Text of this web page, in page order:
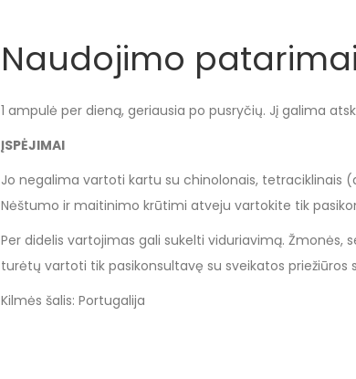
Naudojimo patarimai
1 ampulė per dieną, geriausia po pusryčių. Jį galima
ĮSPĖJIMAI
Jo negalima vartoti kartu su chinolonais, tetraciklinais
Nėštumo ir maitinimo krūtimi atveju vartokite tik
Per didelis vartojimas gali sukelti viduriavimą.
turėtų vartoti tik pasikonsultavę su sveikatos priežiūros
Kilmės šalis: Portugalija